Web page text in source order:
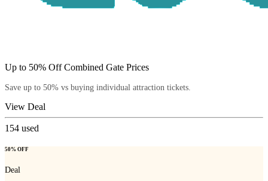
Up to 50% Off Combined Gate Prices
Save up to 50% vs buying individual attraction tickets.
View Deal
154 used
50% OFF
Deal